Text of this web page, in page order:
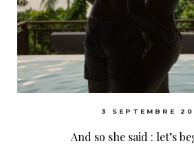
3 SEPTEMBRE
And so she said : let’s